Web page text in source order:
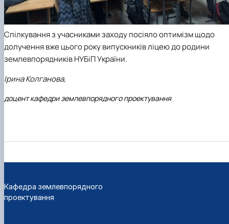
Спілкування з учасниками заходу посіяло оптимізм щодо
долучення вже цього року випускників ліцею до родини
землевпорядників НУБіП України.
Ірина Колганова,
доцент кафедри землевпорядного проектування
Кафедра землевпорядного
проектування